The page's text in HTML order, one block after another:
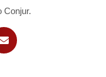
Conjur.